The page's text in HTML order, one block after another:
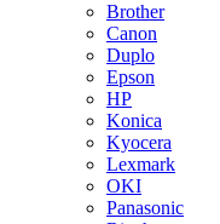
Brother
Canon
Duplo
Epson
HP
Konica
Kyocera
Lexmark
OKI
Panasonic